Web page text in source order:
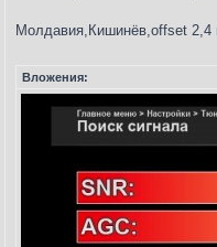
Молдавия,Кишинёв,offset 2,4
Вложения: